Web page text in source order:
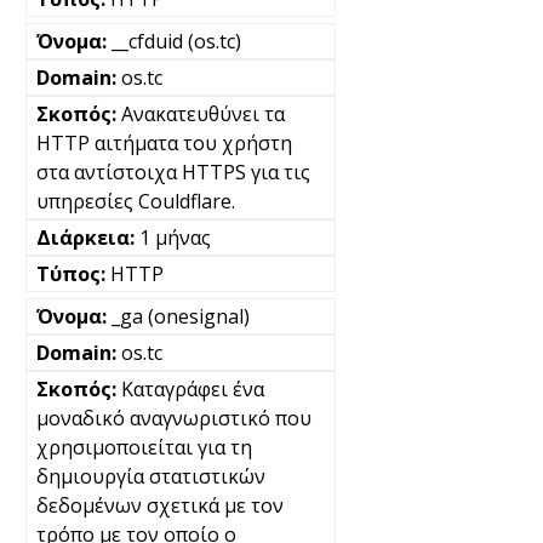
__cfduid (os.tc)
os.tc
Ανακατευθύνει τα
HTTP αιτήματα του χρήστη
στα αντίστοιχα HTTPS για τις
υπηρεσίες Couldflare.
1 μήνας
HTTP
_ga (onesignal)
os.tc
Καταγράφει ένα
μοναδικό αναγνωριστικό που
χρησιμοποιείται για τη
δημιουργία στατιστικών
δεδομένων σχετικά με τον
τρόπο με τον οποίο ο